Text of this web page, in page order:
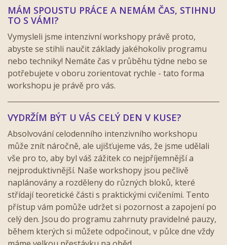
MÁM SPOUSTU PRÁCE A NEMÁM ČAS, STIHNU
TO S VÁMI?
Vymysleli jsme intenzivní workshopy právě proto,
abyste se stihli naučit základy jakéhokoliv programu
nebo techniky! Nemáte čas v průběhu týdne nebo se
potřebujete v oboru zorientovat rychle - tato forma
workshopu je právě pro vás.
VYDRŽÍM BÝT U VÁS CELÝ DEN V KUSE?
Absolvování celodenního intenzivního workshopu
může znít náročně, ale ujišťujeme vás, že jsme udělali
vše pro to, aby byl váš zážitek co nejpříjemnější a
nejproduktivnější. Naše workshopy jsou pečlivě
naplánovány a rozděleny do různých bloků, které
střídají teoretické části s praktickými cvičeními. Tento
přístup vám pomůže udržet si pozornost a zapojení po
celý den. Jsou do programu zahrnuty pravidelné pauzy,
během kterých si můžete odpočinout, v půlce dne vždy